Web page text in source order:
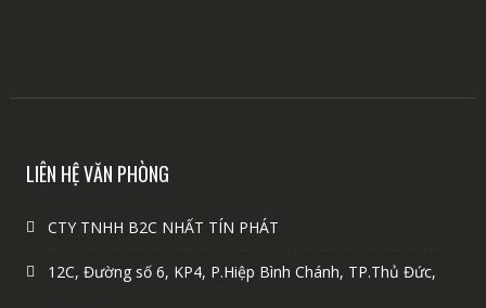
LIÊN HỆ VĂN PHÒNG
CTY TNHH B2C NHẤT TÍN PHÁT
12C, Đường số 6, KP4, P.Hiệp Bình Chánh, TP.Thủ Đức,